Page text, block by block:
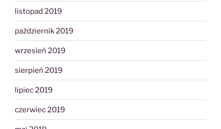
listopad 2019
październik 2019
wrzesień 2019
sierpień 2019
lipiec 2019
czerwiec 2019